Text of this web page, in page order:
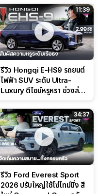
11:39
รีวิว Hongqi E-HS9 รถยนต์
ไฟฟ้า SUV ระดับ Ultra-
Luxury ดีไซน์หรูหรา ช่วงล่าง
34:37
รีวิว Ford Everest Sport
2026 ปรับใหญ่ใช้โซ่ไทม์มิ่ง สี